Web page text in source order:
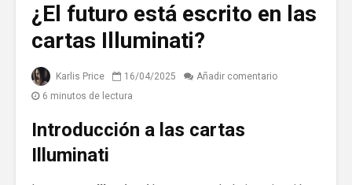
¿El futuro está escrito en las
cartas Illuminati?
Karlis Price 16/04/2025
Añadir comentario
6 minutos de lectura
Introducción a las cartas
Illuminati